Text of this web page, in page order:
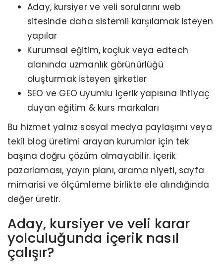
Aday, kursiyer ve veli sorularını web
sitesinde daha sistemli karşılamak isteyen
yapılar
Kurumsal eğitim, koçluk veya edtech
alanında uzmanlık görünürlüğü
oluşturmak isteyen şirketler
SEO ve GEO uyumlu içerik yapısına ihtiyaç
duyan eğitim & kurs markaları
Bu hizmet yalnız sosyal medya paylaşımı veya
tekil blog üretimi arayan kurumlar için tek
başına doğru çözüm olmayabilir. İçerik
pazarlaması, yayın planı, arama niyeti, sayfa
mimarisi ve ölçümleme birlikte ele alındığında
değer üretir.
Aday, kursiyer ve veli karar
yolculuğunda içerik nasıl
çalışır?